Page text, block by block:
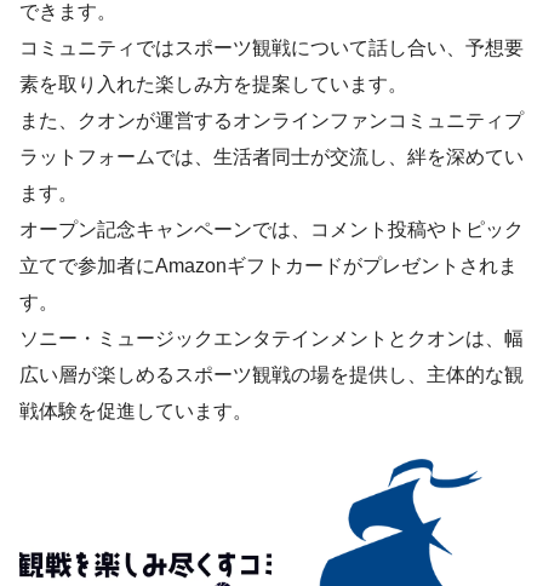
できます。
コミュニティではスポーツ観戦について話し合い、予想要
素を取り入れた楽しみ方を提案しています。
また、クオンが運営するオンラインファンコミュニティプ
ラットフォームでは、生活者同士が交流し、絆を深めてい
ます。
オープン記念キャンペーンでは、コメント投稿やトピック
立てで参加者にAmazonギフトカードがプレゼントされま
す。
ソニー・ミュージックエンタテインメントとクオンは、幅
広い層が楽しめるスポーツ観戦の場を提供し、主体的な観
戦体験を促進しています。